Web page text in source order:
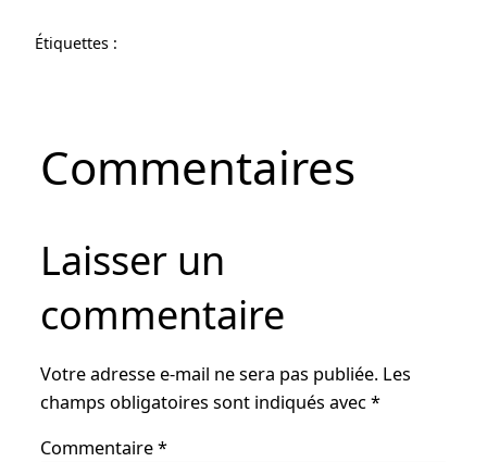
Étiquettes :
Commentaires
Laisser un
commentaire
Votre adresse e-mail ne sera pas publiée. Les
champs obligatoires sont indiqués avec*
Commentaire*